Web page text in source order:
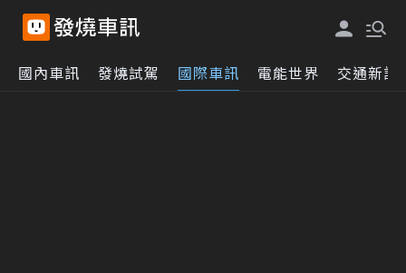
國內車訊 發燒試駕 國際車訊 電能世界 交通新訊